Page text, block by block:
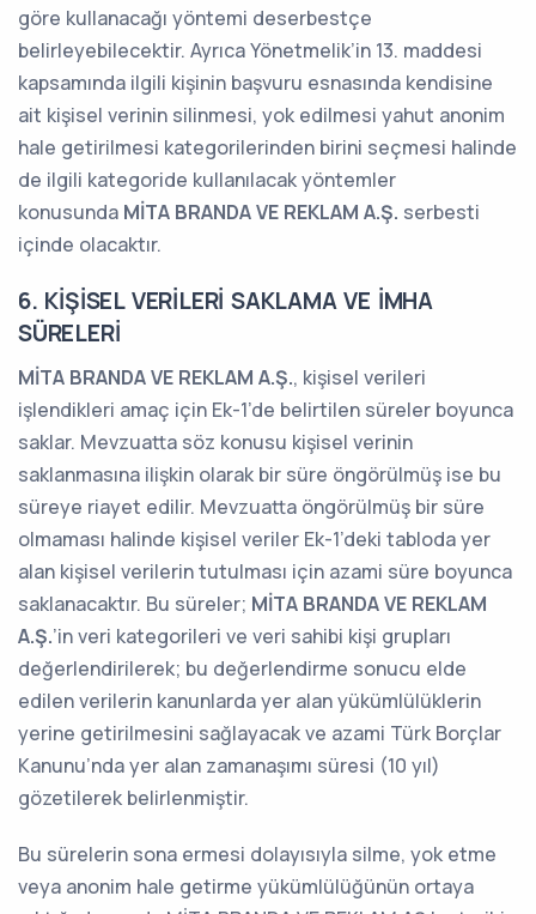
göre kullanacağı yöntemi deserbestçe
belirleyebilecektir. Ayrıca Yönetmelik’in 13. maddesi
kapsamında ilgili kişinin başvuru esnasında kendisine
ait kişisel verinin silinmesi, yok edilmesi yahut anonim
hale getirilmesi kategorilerinden birini seçmesi halinde
de ilgili kategoride kullanılacak yöntemler
konusunda MİTA BRANDA VE REKLAM A.Ş. serbesti
içinde olacaktır.
6. KİŞİSEL VERİLERİ SAKLAMA VE İMHA
SÜRELERİ
MİTA BRANDA VE REKLAM A.Ş., kişisel verileri
işlendikleri amaç için Ek-1’de belirtilen süreler boyunca
saklar. Mevzuatta söz konusu kişisel verinin
saklanmasına ilişkin olarak bir süre öngörülmüş ise bu
süreye riayet edilir. Mevzuatta öngörülmüş bir süre
olmaması halinde kişisel veriler Ek-1’deki tabloda yer
alan kişisel verilerin tutulması için azami süre boyunca
saklanacaktır. Bu süreler; MİTA BRANDA VE REKLAM
A.Ş.’in veri kategorileri ve veri sahibi kişi grupları
değerlendirilerek; bu değerlendirme sonucu elde
edilen verilerin kanunlarda yer alan yükümlülüklerin
yerine getirilmesini sağlayacak ve azami Türk Borçlar
Kanunu’nda yer alan zamanaşımı süresi (10 yıl)
gözetilerek belirlenmiştir.
Bu sürelerin sona ermesi dolayısıyla silme, yok etme
veya anonim hale getirme yükümlülüğünün ortaya